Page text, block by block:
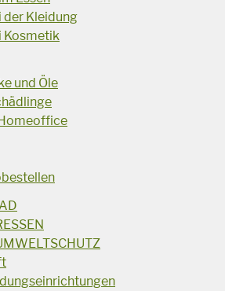
der Kleidung
Kosmetik
und Öle